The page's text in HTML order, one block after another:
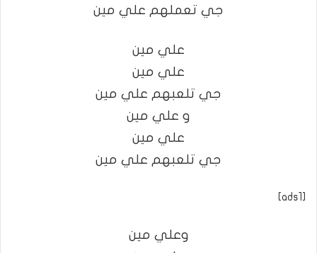
جي تعملهم علي مين
علي مين
علي مين
جي تلعبهم علي مين
و علي مين
علي مين
جي تلعبهم علي مين
[ads1]
وعلي مين